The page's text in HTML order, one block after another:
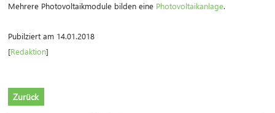
Mehrere Photovoltaikmodule bilden eine Photovoltaikanlage.
Pubilziert am 14.01.2018
[Redaktion]
Zurück